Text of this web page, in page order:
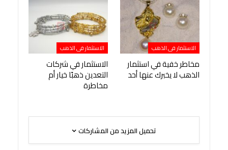
الاستثمار فى الذهب
مخاطر خفية في استثمار
الذهب لا يخبرك عنها أحد
الاستثمار فى الذهب
الاستثمار في شركات
التعدين ذهبًا خيار أم
مخاطرة
تحميل المزيد من المشاركات